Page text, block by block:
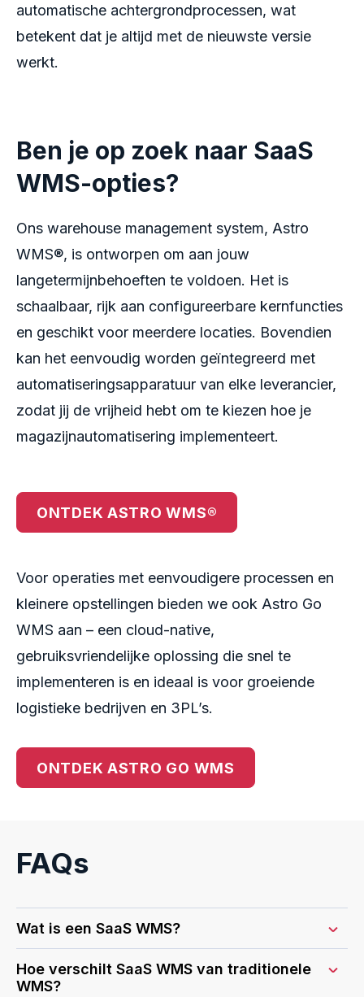
automatische achtergrondprocessen, wat
betekent dat je altijd met de nieuwste versie
werkt.
Ben je op zoek naar SaaS
WMS-opties?
Ons warehouse management system, Astro
WMS®, is ontworpen om aan jouw
langetermijnbehoeften te voldoen. Het is
schaalbaar, rijk aan configureerbare kernfuncties
en geschikt voor meerdere locaties. Bovendien
kan het eenvoudig worden geïntegreerd met
automatiseringsapparatuur van elke leverancier,
zodat jij de vrijheid hebt om te kiezen hoe je
magazijnautomatisering implementeert.
ONTDEK ASTRO WMS®
Voor operaties met eenvoudigere processen en
kleinere opstellingen bieden we ook Astro Go
WMS aan – een cloud-native,
gebruiksvriendelijke oplossing die snel te
implementeren is en ideaal is voor groeiende
logistieke bedrijven en 3PL’s.
ONTDEK ASTRO GO WMS
FAQs
Wat is een SaaS WMS?
Een Software-as-a-Service Warehouse
Management System (SaaS WMS) is een
Hoe verschilt SaaS WMS van traditionele
WMS?